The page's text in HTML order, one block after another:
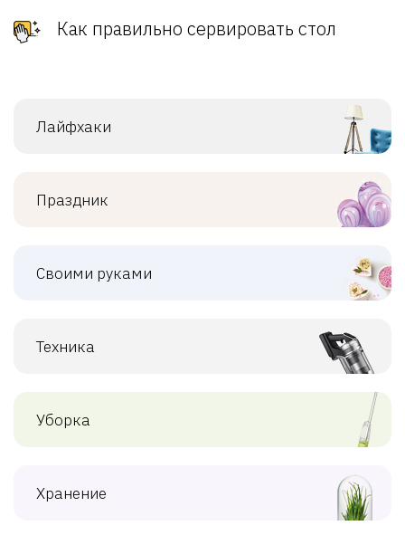
Как правильно сервировать стол
Лайфхаки
Праздник
Своими руками
Техника
Уборка
Хранение